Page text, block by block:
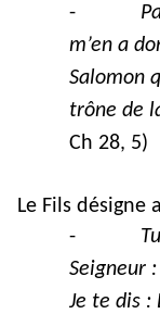
-
m’en a
Salomon
trône de
Ch 28, 5)
Le Fils désigne
-
Seigneur
Je te dis :